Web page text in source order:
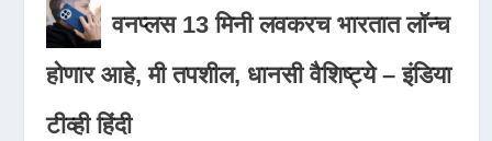
वनप्लस 13 मिनी लवकरच भारतात लॉन्च
होणार आहे, मी तपशील, धानसी वैशिष्ट्ये – इंडिया
टीव्ही हिंदी